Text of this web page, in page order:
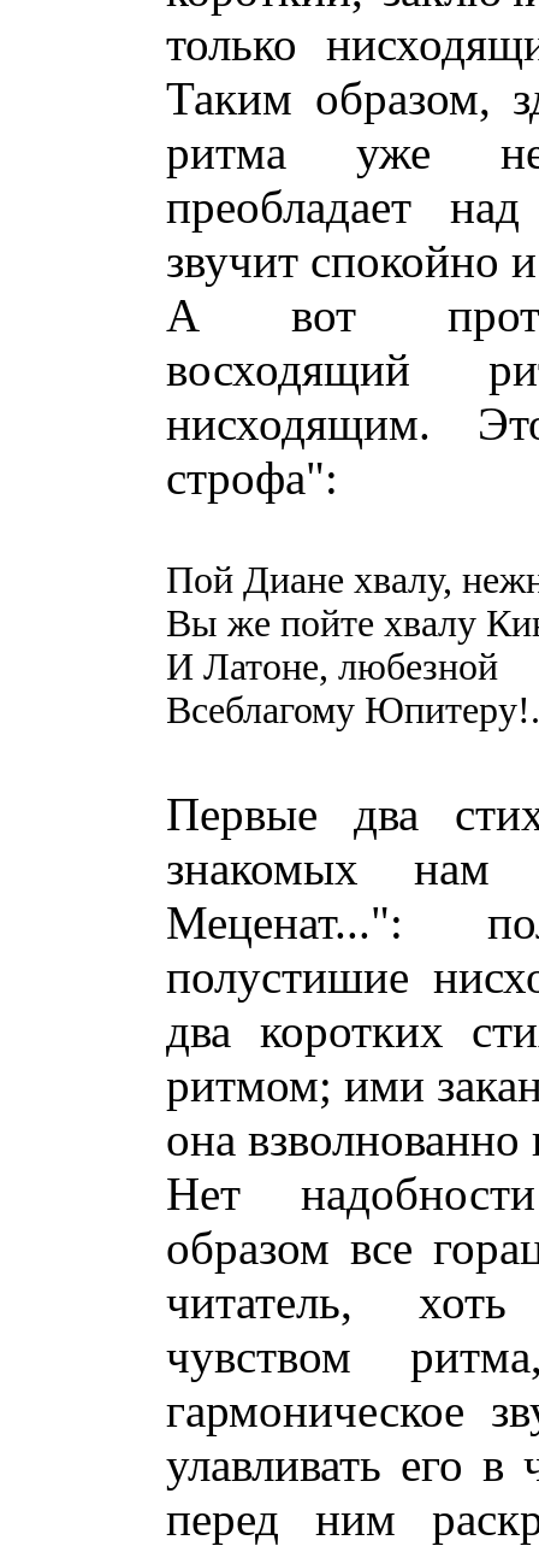
только
Таким образом,
ритма уже
преобладает
звучит спокойно
А вот
восходящий
нисходящим.
строфа":
Пой Диане хвалу,
Вы же пойте хвалу
И Латоне, любезной
Всеблагому
Первые два
знакомых нам
Меценат...":
полустишие
два коротких
ритмом; ими
она
Нет
образом все
читатель,
чувством
гармоническое
улавливать его
перед ним